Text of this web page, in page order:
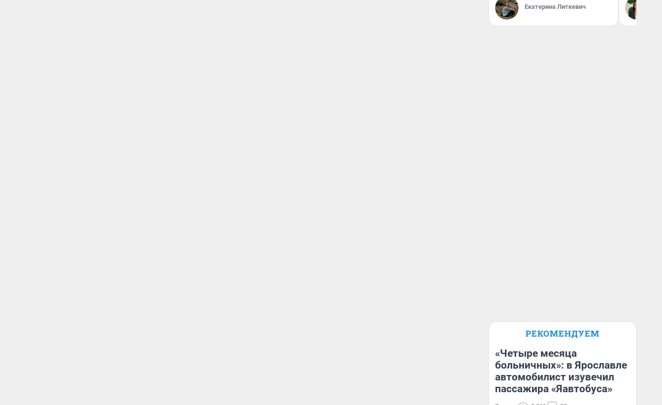
Екатерина Литкевич
РЕКОМЕНДУЕМ
«Четыре месяца
больничных»: в Ярославле
автомобилист изувечил
пассажира «Яавтобуса»